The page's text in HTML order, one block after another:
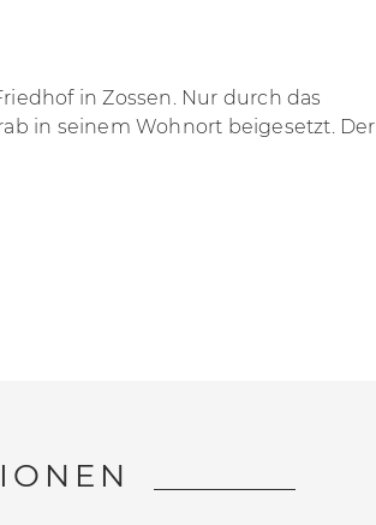
in Zossen. Nur durch das
in seinem Wohnort beigesetzt. Der